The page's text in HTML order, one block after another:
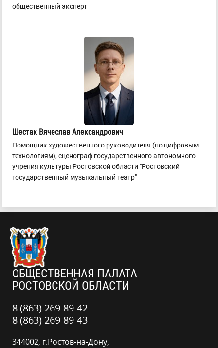
общественный эксперт
Шестак Вячеслав Александрович
Помощник художественного руководителя (по цифровым
технологиям), сценограф государственного автономного
учрения культуры Ростовской области "Ростовский
государственный музыкальный театр"
ОБЩЕСТВЕННАЯ ПАЛАТА
РОСТОВСКОЙ ОБЛАСТИ
8 (863) 269-89-42
8 (863) 269-89-43
344002, г.Ростов-на-Дону,